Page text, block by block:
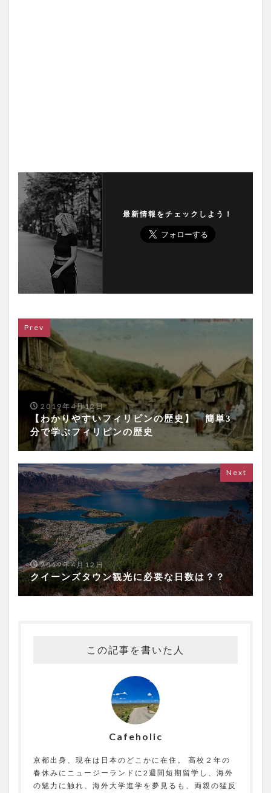
最新情報をチェックしよう！
Prev
2019年4月12日
【わかりやすいフィリピンの歴史】 簡単3
分で学ぶフィリピンの歴史
Next
2019年4月12日
クイーンズタウン観光に必要な日数は？？
この記事を書いた人
Cafeholic
京都出身、現在は日本のどこかに在住。 高校２年の
春休みにニュージーランドに2週間短期留学し、海外
の魅力に触れ、海外大学進学を夢見るも、両親の猛反